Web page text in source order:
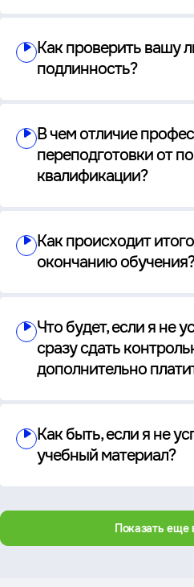
Как проверить вашу
подлинность?
В чем отличие
переподготовки от
квалификации?
Как происходит
окончанию обучения?
Что будет, если я не
сразу сдать
дополнительно
Как быть, если я не
учебный материал?
Показать еще